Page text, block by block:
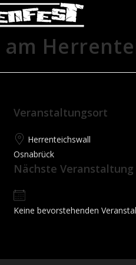
am
Veranstaltungsort
Herrenteichswall
Osnabrück
Nächste Veranstaltung
Keine bevorstehenden